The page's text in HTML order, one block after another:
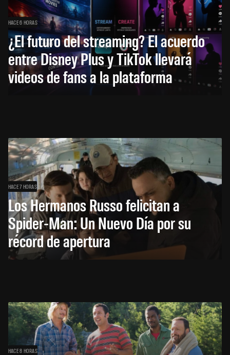
HACE 6 HORAS
¿El futuro del streaming? El acuerdo
entre Disney Plus y TikTok llevará
videos de fans a la plataforma
HACE 7 HORAS
Los Hermanos Russo felicitan a
Spider-Man: Un Nuevo Día por su
récord de apertura
HACE 8 HORAS